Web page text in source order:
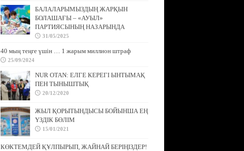
БАЛАЛАРЫМЫЗДЫҢ ЖАРҚЫН
БОЛАШАҒЫ – «АУЫЛ»
ПАРТИЯСЫНЫҢ НАЗАРЫНДА
31/05/2025
40 мың теңге үшін … 1 жарым миллион штраф
25/09/2024
NUR OTAN: ЕЛГЕ КЕРЕГІ ЫНТЫМАҚ
ПЕН ТЫНЫШТЫҚ
20/12/2020
ЖЫЛ ҚОРЫТЫНДЫСЫ БОЙЫНША ЕҢ
ҮЗДІК БӨЛІМ
15/01/2021
КӨКТЕМДЕЙ ҚҰЛПЫРЫП, ЖАЙНАЙ БЕРІҢІЗДЕР!